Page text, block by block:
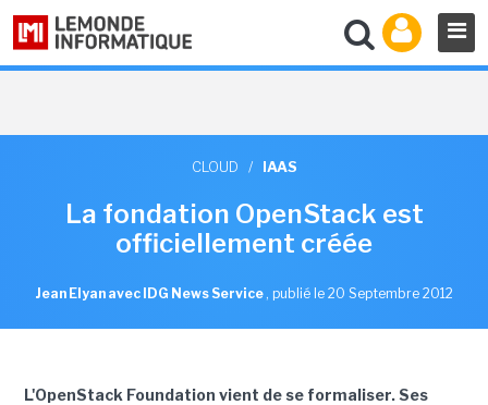
CLOUD / IAAS
La fondation OpenStack est
officiellement créée
Jean Elyan avec IDG News Service , publié le 20 Septembre 2012
L'OpenStack Foundation vient de se formaliser. Ses